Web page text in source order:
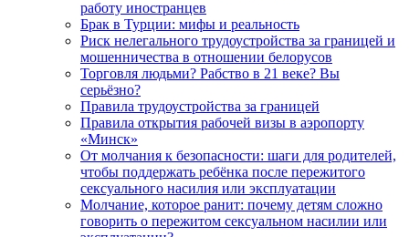
работу иностранцев
Брак в Турции: мифы и реальность
Риск нелегального трудоустройства за границей и
мошенничества в отношении белорусов
Торговля людьми? Рабство в 21 веке? Вы
серьёзно?
Правила трудоустройства за границей
Правила открытия рабочей визы в аэропорту
«Минск»
От молчания к безопасности: шаги для родителей,
чтобы поддержать ребёнка после пережитого
сексуального насилия или эксплуатации
Молчание, которое ранит: почему детям сложно
говорить о пережитом сексуальном насилии или